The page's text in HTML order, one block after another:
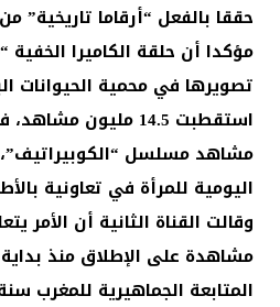
حققا بالفعل “أرقاما
مؤكدا أن حلقة الكاميرا
تصويرها في محمية الحيوانات
مشاهد مسلسل “الكوبيراتيف”،
اليومية للمرأة في تعاونية
وقالت القناة الثانية أن
مشاهدة على الإطلاق منذ
المتابعة الجماهيرية للمغرب سنة